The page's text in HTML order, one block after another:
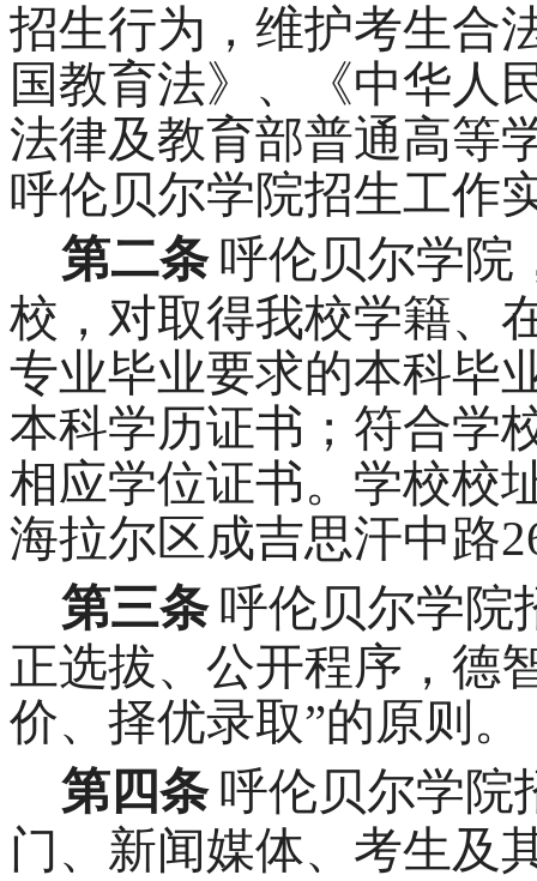
招生行为，维护考生合
国教育法》、《中华人
法律及教育部普通高等
呼伦贝尔学院招生工作
第二条 呼伦贝尔学院
校，对取得我校学籍、
专业毕业要求的本科毕
本科学历证书；符合学
相应学位证书。学校校
海拉尔区成吉思汗中路
第三条 呼伦贝尔学院
正选拔、公开程序，德
价、择优录取”的原则。
第四条 呼伦贝尔学院
门、新闻媒体、考生及